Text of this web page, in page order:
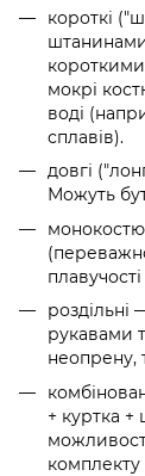
короткі
мокрі
воді
сплавів).
довгі
Можуть
роздільні
рукавами
неопрену,
+ куртка +